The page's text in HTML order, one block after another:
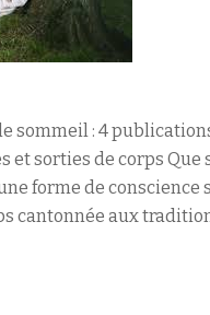
sommeil : 4
sorties de corps Que
forme de conscience
cantonnée aux